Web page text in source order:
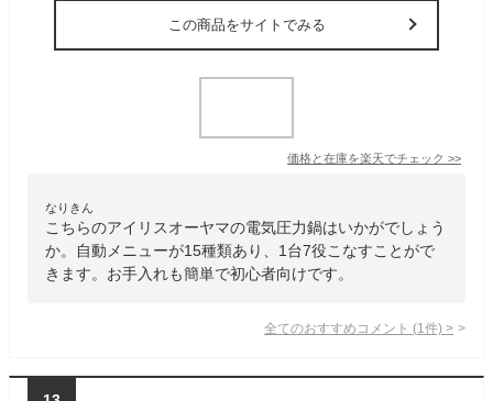
この商品をサイトでみる
価格と在庫を楽天でチェック >>
なりきん
こちらのアイリスオーヤマの電気圧力鍋はいかがでしょう
か。自動メニューが15種類あり、1台7役こなすことがで
きます。お手入れも簡単で初心者向けです。
全てのおすすめコメント (1 件) >